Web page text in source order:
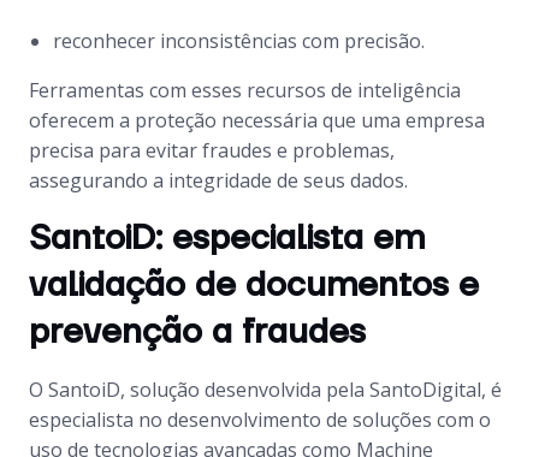
reconhecer inconsistências com precisão.
Ferramentas com esses recursos de inteligência
oferecem a proteção necessária que uma empresa
precisa para evitar fraudes e problemas,
assegurando a integridade de seus dados.
SantoiD: especialista em
validação de documentos e
prevenção a fraudes
O SantoiD, solução desenvolvida pela SantoDigital, é
especialista no desenvolvimento de soluções com o
uso de tecnologias avançadas como Machine